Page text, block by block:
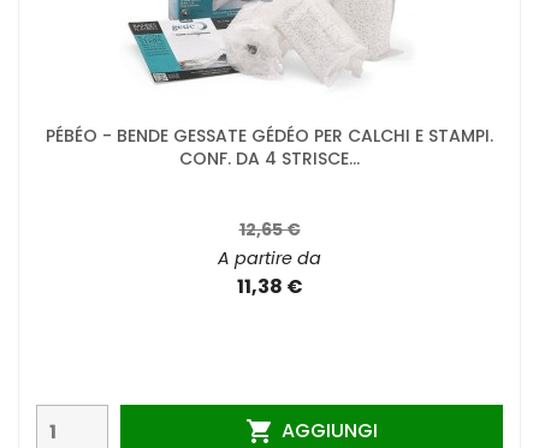
PÉBÉO - BENDE GESSATE GÉDÉO PER CALCHI E STAMPI.
CONF. DA 4 STRISCE...
12,65 €
A partire da
11,38 €
 AGGIUNGI